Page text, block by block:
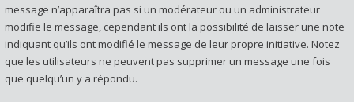
message n’apparaîtra pas si un modérateur ou un administrateur
modifie le message, cependant ils ont la possibilité de laisser une note
indiquant qu’ils ont modifié le message de leur propre initiative. Notez
que les utilisateurs ne peuvent pas supprimer un message une fois
que quelqu’un y a répondu.